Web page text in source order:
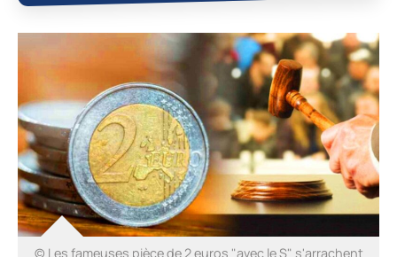
© Les fameuses pièce de 2 euros "avec le S" s'arrachent